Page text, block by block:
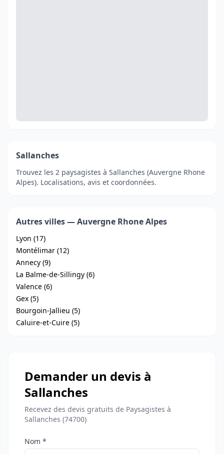
Sallanches
Trouvez les 2 paysagistes à Sallanches (Auvergne Rhone
Alpes). Localisations, avis et coordonnées.
Autres villes — Auvergne Rhone Alpes
Lyon (17)
Montélimar (12)
Annecy (9)
La Balme-de-Sillingy (6)
Valence (6)
Gex (5)
Bourgoin-Jallieu (5)
Caluire-et-Cuire (5)
Demander un devis à
Sallanches
Recevez des devis gratuits de Paysagistes à
Sallanches (74700)
Nom *